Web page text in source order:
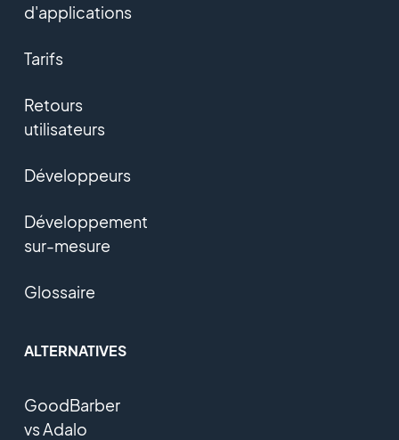
d'applications
Tarifs
Retours
utilisateurs
Développeurs
Développement
sur-mesure
Glossaire
ALTERNATIVES
GoodBarber
vs Adalo